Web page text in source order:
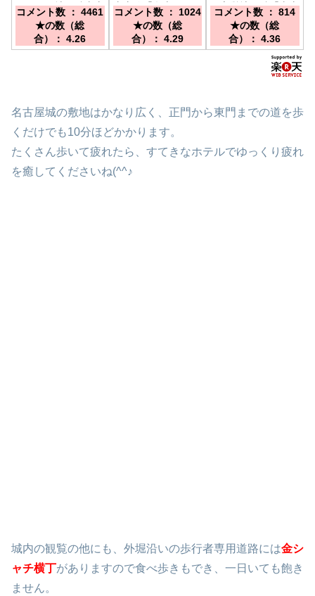
駅」より地下鉄東山
線・藤が丘行き乗車
⇒「栄駅」下車⇒8
番出口より徒歩5分
コメント数 ： 4461
★の数（総
合）： 4.26
東山線「名古屋駅」
→「栄駅」下車→西
口より1番出口から
外へ→西に向かい、
コメント数 ： 1024
★の数（総
合）： 4.29
り市営地下鉄「東山
線 栄駅」５分 1番
出口より徒歩2分、
名古屋駅「桜通り
口」タクシーより
コメント数 ： 814
★の数（総
合）： 4.36
名古屋城の敷地はかなり広く、正門から東門までの道を歩
くだけでも10分ほどかかります。
たくさん歩いて疲れたら、すてきなホテルでゆっくり疲れ
を癒してくださいね(^^♪
城内の観覧の他にも、外堀沿いの歩行者専用道路には金シ
ャチ横丁がありますので食べ歩きもでき、一日いても飽き
ません。